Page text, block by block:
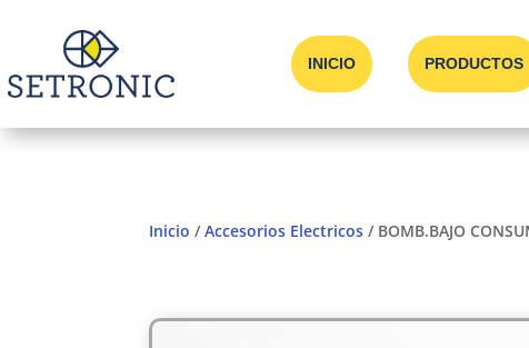
INICIO PRODUCTOS
Inicio /Accesorios Electricos / BOMB.BAJO